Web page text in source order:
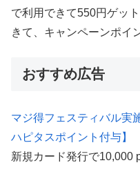
で利用できて550円ゲッ
きて、キャンペーンポイ
おすすめ広告
マジ得フェスティバル実
ハピタスポイント付与】
新規カード発行で10,000